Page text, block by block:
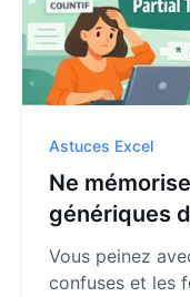
Astuces Excel
Ne
génériques
la
Vous peinez
confuses et les